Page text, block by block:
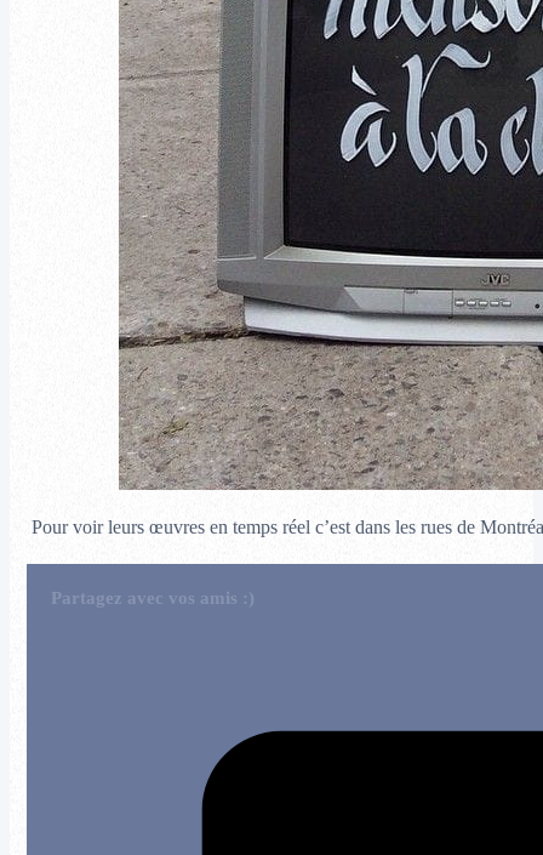
Pour voir leurs œuvres en temps réel c’est dans les rues de
Partagez avec vos amis :)